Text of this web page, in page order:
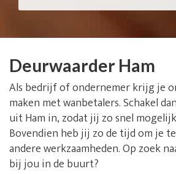
Deurwaarder Ham
Als bedrijf of ondernemer krijg je
maken met wanbetalers. Schakel
uit Ham in, zodat jij zo snel
Bovendien heb jij zo de tijd om je
andere werkzaamheden. Op zoek
bij jou in de buurt?